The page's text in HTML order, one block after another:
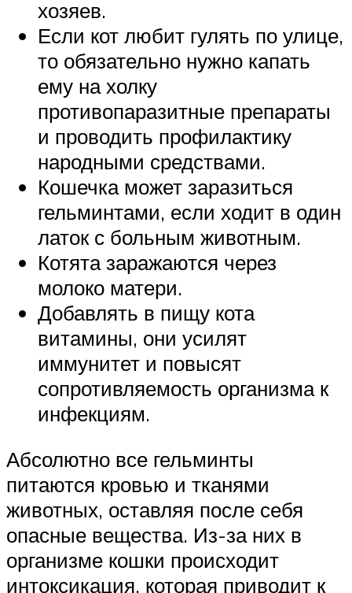
хозяев.
Если кот любит гулять по улице,
то обязательно нужно капать
ему на холку
противопаразитные препараты
и проводить профилактику
народными средствами.
Кошечка может заразиться
гельминтами, если ходит в один
латок с больным животным.
Котята заражаются через
молоко матери.
Добавлять в пищу кота
витамины, они усилят
иммунитет и повысят
сопротивляемость организма к
инфекциям.
Абсолютно все гельминты
питаются кровью и тканями
животных, оставляя после себя
опасные вещества. Из-за них в
организме кошки происходит
интоксикация, которая приводит к